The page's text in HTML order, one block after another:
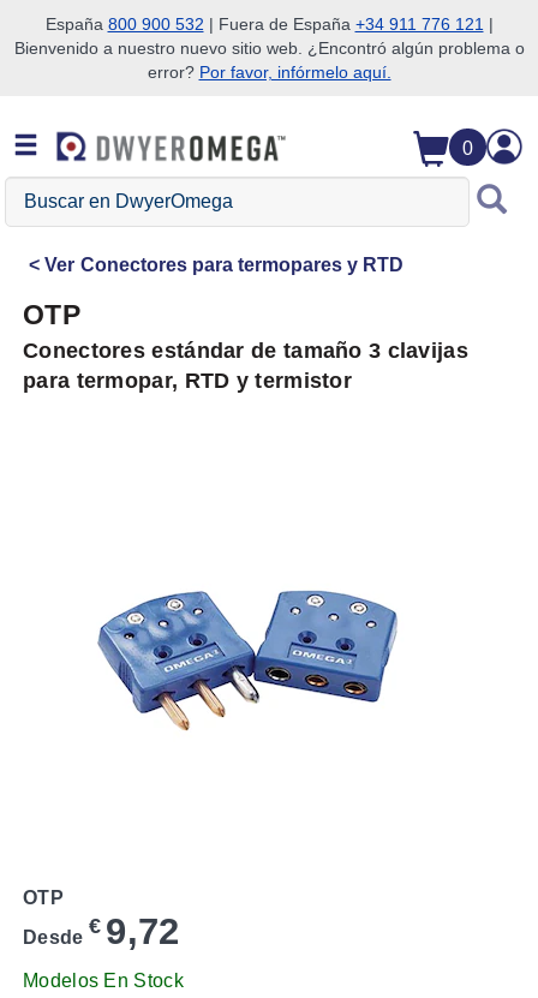
Saltar a la búsqueda
Saltar al contenido principal
Saltar a la navegación
España 800 900 532 | Fuera de España +34 911 776 121 |
Bienvenido a nuestro nuevo sitio web. ¿Encontró algún problema o
error? Por favor, infórmelo aquí.
0
Buscar
DwyerOmega
Ver Conectores para termopares y RTD
OTP
Conectores estándar de tamaño 3 clavijas
para termopar, RTD y termistor
OTP
Desde € 9,72
Modelos En Stock